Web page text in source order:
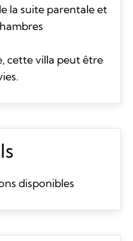
la suite parentale et
cette villa peut être
disponibles